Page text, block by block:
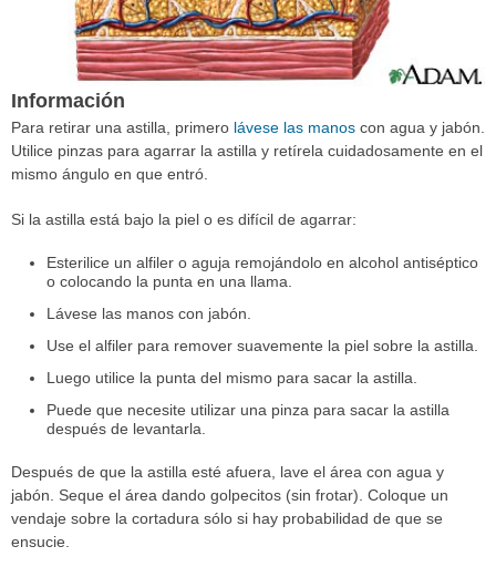
Información
Para retirar una astilla, primero lávese las manos con agua y jabón.
Utilice pinzas para agarrar la astilla y retírela cuidadosamente en el
mismo ángulo en que entró.
Si la astilla está bajo la piel o es difícil de agarrar:
Esterilice un alfiler o aguja remojándolo en alcohol antiséptico
o colocando la punta en una llama.
Lávese las manos con jabón.
Use el alfiler para remover suavemente la piel sobre la astilla.
Luego utilice la punta del mismo para sacar la astilla.
Puede que necesite utilizar una pinza para sacar la astilla
después de levantarla.
Después de que la astilla esté afuera, lave el área con agua y
jabón. Seque el área dando golpecitos (sin frotar). Coloque un
vendaje sobre la cortadura sólo si hay probabilidad de que se
ensucie.